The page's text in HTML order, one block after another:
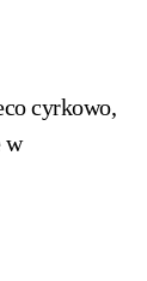
cyrkowo,
w